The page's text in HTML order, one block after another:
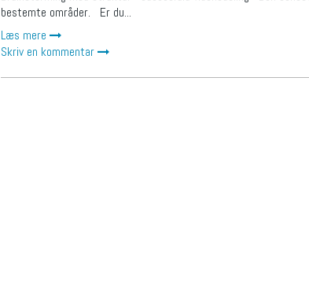
bestemte områder. Er du...
Læs mere
Skriv en kommentar